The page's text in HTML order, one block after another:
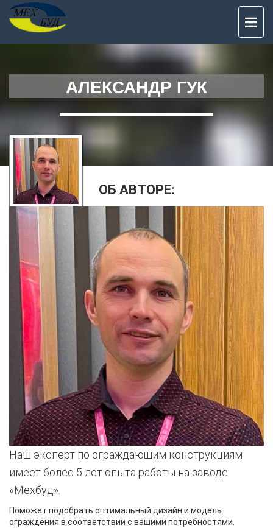
АЛЕКСАНДР ГУК
ОБ АВТОРЕ:
Наш эксперт по ограждающим конструкциям
имеет более 5 лет опыта работы на заводе
«Мехбуд».
Поможет подобрать оптимальный дизайн и модель
ограждения в соответствии с вашими потребностями.